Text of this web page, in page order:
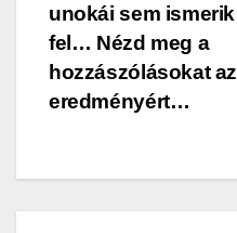
unokái sem ismerik
fel… Nézd meg a
hozzászólásokat az
eredményért…